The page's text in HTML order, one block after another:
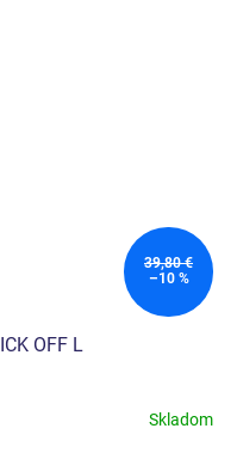
39,80 €
–10 %
OFF L
Skladom